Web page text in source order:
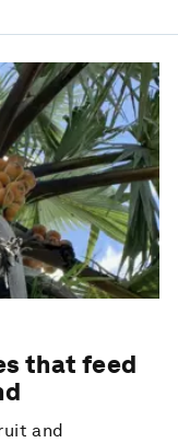
that feed
and